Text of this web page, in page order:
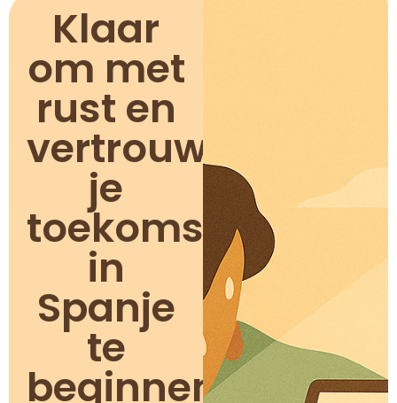
Klaar
om met
rust en
vertrouwen
je
toekomst
in
Spanje
te
beginnen?